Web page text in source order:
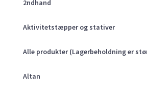
2ndhand
Aktivitetstæpper og stativer
Alle produkter (Lagerbeholdning er
Altan